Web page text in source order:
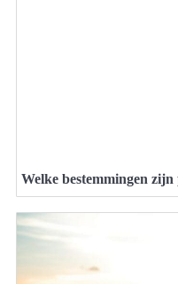
Welke bestemmingen